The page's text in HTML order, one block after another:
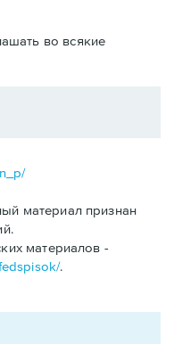
во всякие
материал признан
материалов -
.